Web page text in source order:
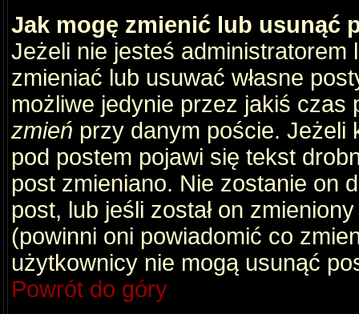
Jak mogę zmienić lub usunąć
Jeżeli nie jesteś
zmieniać lub usuwać własne
możliwe jedynie przez jakiś
zmień przy danym poście. Jeżeli
pod postem pojawi się tekst
post zmieniano. Nie zostanie on
post, lub jeśli został on
(powinni oni powiadomić co
użytkownicy nie mogą usunąć
Powrót do góry